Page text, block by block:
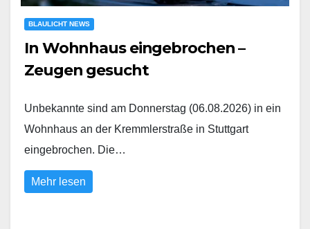
BLAULICHT NEWS
In Wohnhaus eingebrochen –
Zeugen gesucht
Unbekannte sind am Donnerstag (06.08.2026) in ein
Wohnhaus an der Kremmlerstraße in Stuttgart
eingebrochen. Die…
Mehr lesen